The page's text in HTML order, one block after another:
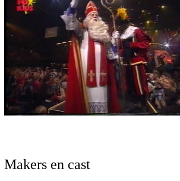
Makers en cast